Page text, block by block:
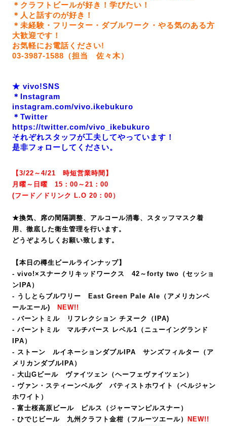
＊クラフトビールが好き！学びたい！
＊人と話すのが好き！
＊未経験・フリーター・ダブルワーク・やる気のある方
大歓迎です！
お気軽にお電話ください!
03-3987-1588（担当 佐々木）
★ vivo!SNS
＊Instagram
instagram.com/vivo.ikebukuro
＊Twitter
https://twitter.com/vivo_ikebukuro
それぞれスタッフが工夫してやっています！
是非フォローしてください。
【3/22～4/21 時短営業時間】
月曜～日曜 15：00～21：00
(フード／ドリンク L.O 20：00）
★換気、席の間隔調整、アルコール消毒、スタッフマスク着
用、徹底した衛生管理を行います。
どうぞよろしくお願い致します。
【本日の樽生ビールラインナップ】
- vivo!×スナークリキッドワークス 42～forty two（セッショ
ンIPA）
- うしとらブルワリー East Green Pale Ale（アメリカンペ
ールエール)
NEW!!
- バーントミル リフレクション チヌーク（IPA)
- バーントミル マルチバース レベル1（ニューイングランド
IPA）
- ストーン ルイネーションダブルIPA サンズフィルター（ア
メリカンダブルIPA）
- 大山Gビール ヴァイツェン（ヘーフェヴァイツェン）
- ヴァン・スティーンベルグ バティストホワイト（ベルジャン
ホワイト）
- 富士桜高原ビール ピルス
（ジャーマンピルスナー）
- ひでじビール 九州クラフト金柑（フルーツエール）
NEW!!